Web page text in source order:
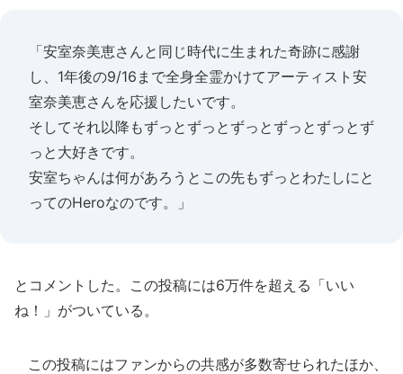
「安室奈美恵さんと同じ時代に生まれた奇跡に感謝
し、1年後の9/16まで全身全霊かけてアーティスト安
室奈美恵さんを応援したいです。
そしてそれ以降もずっとずっとずっとずっとずっとず
っと大好きです。
安室ちゃんは何があろうとこの先もずっとわたしにと
ってのHeroなのです。」
とコメントした。この投稿には6万件を超える「いい
ね！」がついている。
この投稿にはファンからの共感が多数寄せられたほか、